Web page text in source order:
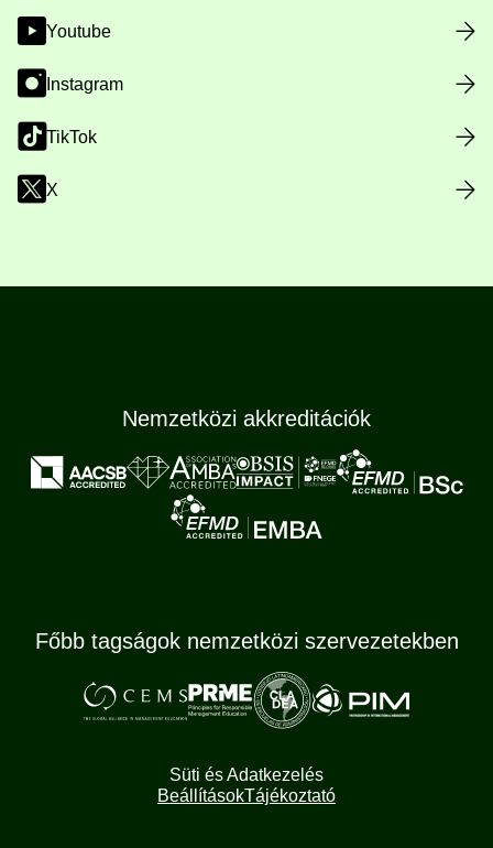
Youtube
Instagram
TikTok
X
Nemzetközi akkreditációk
Főbb tagságok nemzetközi szervezetekben
Süti és Adatkezelés
BeállításokTájékoztató